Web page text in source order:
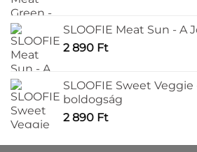
SLOOFIE Meat Sun - A
2 890 Ft
SLOOFIE Sweet Veggie
boldogság
2 890 Ft